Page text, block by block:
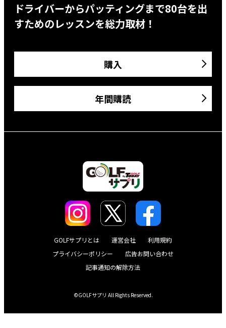
ドライバーからパッティングまで80台を出
すためのレッスンを総力取材！
購入
年間購読
GOLFサプリとは 運営会社
利用規約
プライバシーポリシー
広告お問い合わせ
記事通知の解除方法
©GOLFサプリ All Rights Reserved.